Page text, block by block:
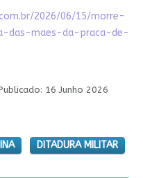
2026/06/15/morre-
das-maes-da-praca-de-
16 Junho 2026
DITADURA MILITAR